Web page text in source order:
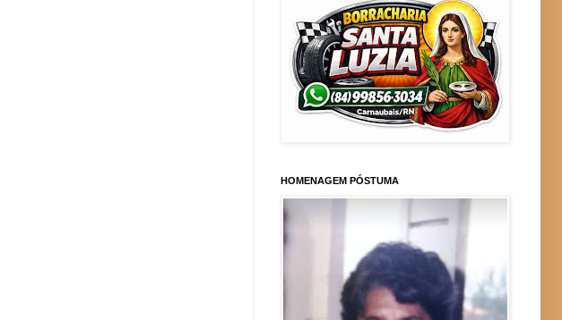
HOMENAGEM PÓSTUMA